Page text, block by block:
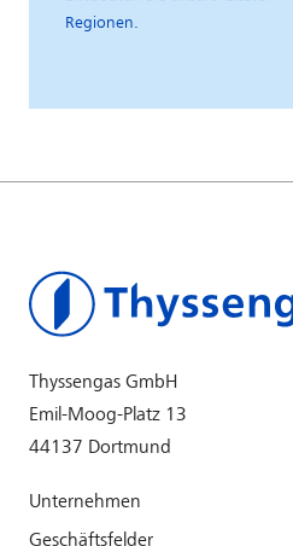
Regionen.
Thyssengas GmbH
Emil-Moog-Platz 13
44137 Dortmund
Unternehmen
Geschäftsfelder